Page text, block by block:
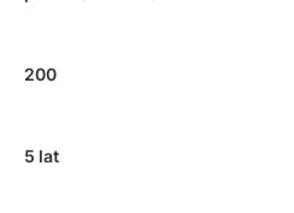
200
5 lat